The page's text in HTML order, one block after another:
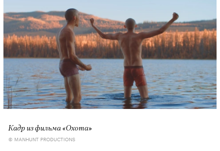
Кадр из фильма «Охота»
© MANHUNT PRODUCTIONS